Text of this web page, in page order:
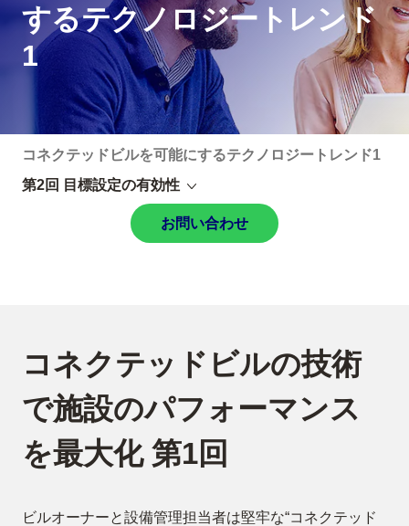
するテクノロジートレンド
1
コネクテッドビルを可能にするテクノロジートレンド1
第2回 目標設定の有効性
お問い合わせ
コネクテッドビルの技術
で施設のパフォーマンス
を最大化 第1回
ビルオーナーと設備管理担当者は堅牢な“コネクテッド